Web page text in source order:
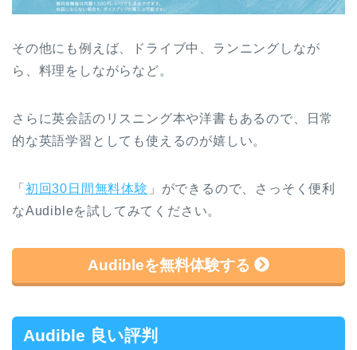
その他にも例えば、ドライブ中、ランニングしなが
ら、料理をしながらなど。
さらに英会話のリスニング本や洋書もあるので、日常
的な英語学習としても使えるのが嬉しい。
「 初回30日間無料体験 」ができるので、さっそく便利
なAudibleを試してみてください。
Audibleを無料体験する
Audible 良い評判